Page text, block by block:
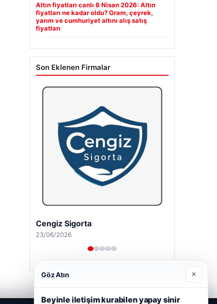
Altın fiyatları canlı 8 Nisan 2026: Altın
fiyatları ne kadar oldu? Gram, çeyrek,
yarım ve cumhuriyet altını alış satış
fiyatları
Son Eklenen Firmalar
Hastaş Beton
26/05/2026
Göz Atın ×
Beyinle iletişim kurabilen yapay sinir